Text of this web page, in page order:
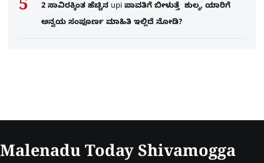
2 ಸಾವಿರಕ್ಕಿಂತ ಹೆಚ್ಚಿನ upi ಪಾವತಿಗೆ ಬೀಳುತ್ತೆ ಶುಲ್ಕ, ಯಾರಿಗೆ
ಅನ್ವಯ ಸಂಪೂರ್ಣ ಮಾಹಿತಿ ಇಲ್ಲಿದೆ ನೋಡಿ?
Malenadu Today Shivamogga